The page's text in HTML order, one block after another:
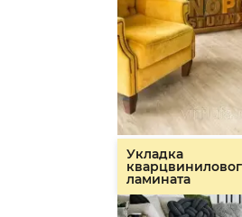
Укладка
ламината